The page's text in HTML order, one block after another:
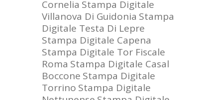
Cornelia Stampa Digitale
Villanova Di Guidonia Stampa
Digitale Testa Di Lepre
Stampa Digitale Capena
Stampa Digitale Tor Fiscale
Roma Stampa Digitale Casal
Boccone Stampa Digitale
Torrino Stampa Digitale